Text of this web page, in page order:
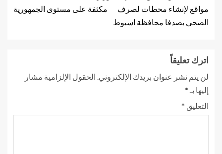
مواقع لإنشاء محطات لصرف
الصحي بصدفا محافظة اسيوط
مكثفة على مستوى الجمهورية
اترك تعليقاً
لن يتم نشر عنوان بريدك الإلكتروني. الحقول الإلزامية مشار
إليها بـ *
التعليق *